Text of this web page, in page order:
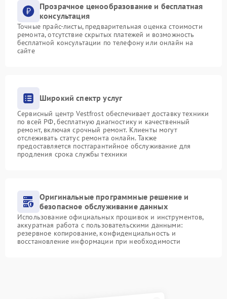
Прозрачное ценообразование и бесплатная
консультация
Точные прайс-листы, предварительная оценка стоимости
ремонта, отсутствие скрытых платежей и возможность
бесплатной консультации по телефону или онлайн на
сайте
Широкий спектр услуг
Сервисный центр Vestfrost обеспечивает доставку техники
по всей РФ, бесплатную диагностику и качественный
ремонт, включая срочный ремонт. Клиенты могут
отслеживать статус ремонта онлайн. Также
предоставляется постгарантийное обслуживание для
продления срока службы техники
Оригинальные программные решение и
безопасное обслуживание данных
Использование официальных прошивок и инструментов,
аккуратная работа с пользовательскими данными:
резервное копирование, конфиденциальность и
восстановление информации при необходимости